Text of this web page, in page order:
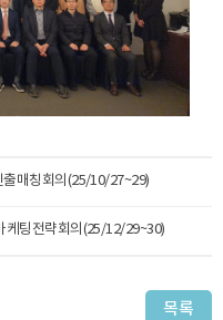
매칭회의(25/10/27~29)
케팅전략회의(25/12/29~30)
목록